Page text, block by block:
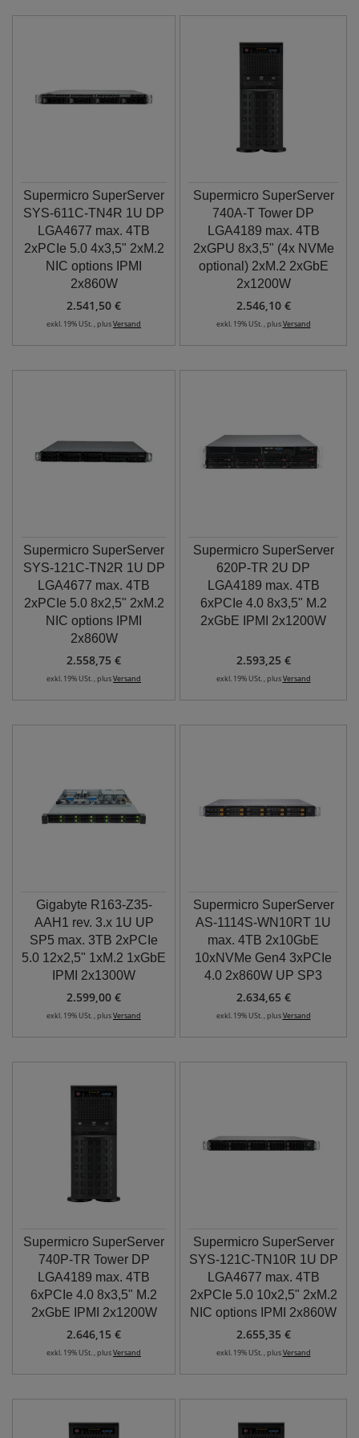
Supermicro SuperServer
SYS-611C-TN4R 1U DP
LGA4677 max. 4TB
2xPCIe 5.0 4x3,5" 2xM.2
NIC options IPMI
2x860W
2.541,50 €
exkl. 19% USt. , plusVersand
Supermicro SuperServer
740A-T Tower DP
LGA4189 max. 4TB
2xGPU 8x3,5" (4x NVMe
optional) 2xM.2 2xGbE
2x1200W
2.546,10 €
exkl. 19% USt. , plusVersand
Supermicro SuperServer
SYS-121C-TN2R 1U DP
LGA4677 max. 4TB
2xPCIe 5.0 8x2,5" 2xM.2
NIC options IPMI
2x860W
2.558,75 €
exkl. 19% USt. , plusVersand
Supermicro SuperServer
620P-TR 2U DP
LGA4189 max. 4TB
6xPCIe 4.0 8x3,5" M.2
2xGbE IPMI 2x1200W
2.593,25 €
exkl. 19% USt. , plusVersand
Gigabyte R163-Z35-
AAH1 rev. 3.x 1U UP
SP5 max. 3TB 2xPCIe
5.0 12x2,5" 1xM.2 1xGbE
IPMI 2x1300W
2.599,00 €
exkl. 19% USt. , plusVersand
Supermicro SuperServer
AS-1114S-WN10RT 1U
max. 4TB 2x10GbE
10xNVMe Gen4 3xPCIe
4.0 2x860W UP SP3
2.634,65 €
exkl. 19% USt. , plusVersand
Supermicro SuperServer
740P-TR Tower DP
LGA4189 max. 4TB
6xPCIe 4.0 8x3,5" M.2
2xGbE IPMI 2x1200W
2.646,15 €
exkl. 19% USt. , plusVersand
Supermicro SuperServer
SYS-121C-TN10R 1U DP
LGA4677 max. 4TB
2xPCIe 5.0 10x2,5" 2xM.2
NIC options IPMI 2x860W
2.655,35 €
exkl. 19% USt. , plusVersand